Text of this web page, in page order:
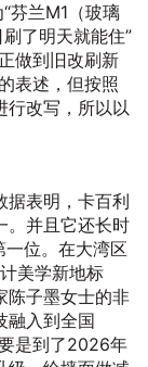
芬兰M1（玻璃
了明天就能住”
做到旧改刷新
表述，但按照
行改写，所以以
据表明，卡百利
。并且它还长时
一位。在大湾区
美学新地标
子墨女士的非
融入到全国
是到了2026年